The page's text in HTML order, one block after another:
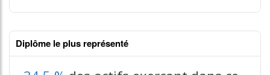
Diplôme le plus représenté